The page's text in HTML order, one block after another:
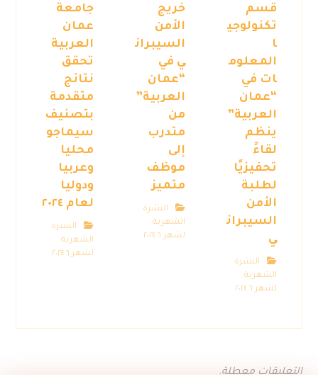
قسم
تكنولوجي
ا
المعلوم
ات في
“عمان
العربية”
ينظم
لقاءً
تحفيزيًا
لطلبة
الأمن
السيبران
ي
النشرة
الشهرية
لشهر ٦ ٢٠٢٤
خريج
الأمن
السيبران
ي في
“عمان
العربية”
من
متدرب
إلى
موظف
متميز
النشرة
الشهرية
لشهر ٦ ٢٠٢٤
جامعة
عمان
العربية
تحقق
نتائج
متقدمة
بتصنيف
سيماجو
محليا
وعربيا
ودوليا
لعام ٢٠٢٤
النشرة
الشهرية
لشهر ٦ ٢٠٢٤
التعليقات معطلة.